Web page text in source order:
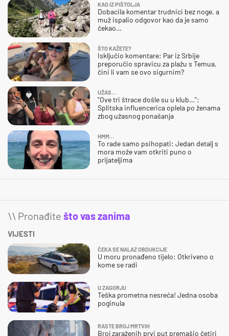
KAO IZ PIŠTOLJA
Dobacila komentar trudnici bez noge, a
muž ispalio odgovor kao da je samo
čekao…
ŠTO KAŽETE?
Isključio komentare: Par iz Srbije
preporučio spravicu za plažu s Temua,
čini li vam se ovo sigurnim?
UŽAS…
"Ove tri štrace došle su u klub…":
Splitska influencerica oplela po ženama
zbog užasnog ponašanja
HMM…
To rade samo psihopati: Jedan detalj s
mora može vam otkriti puno o
prijateljima
\\ Pronađite što vas zanima
VIJESTI
ČEKA SE NALAZ OBDUKCIJE
U moru pronađeno tijelo: Otkriveno o
kome se radi
U ZAGORJU
Teška prometna nesreća! Jedna osoba
poginula
RASTE BROJ MRTVIH
Broj zaraženih prvi put premašio četiri